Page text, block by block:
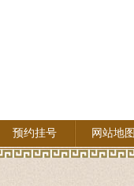
预约挂号 网站地图